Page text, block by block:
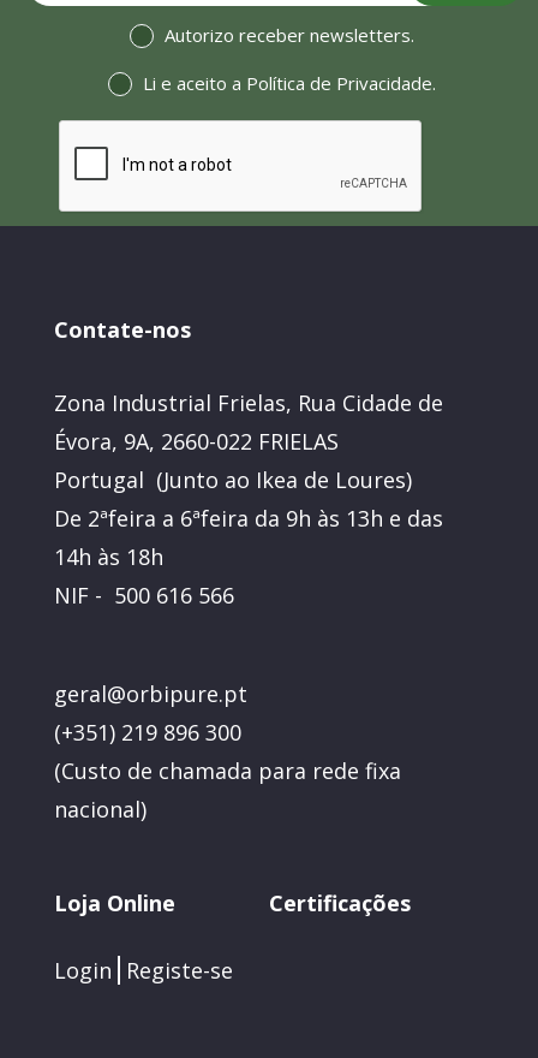
Autorizo receber newsletters.
Li e aceito a Política de Privacidade.
Contate-nos
Zona Industrial Frielas, Rua Cidade de
Évora, 9A, 2660-022 FRIELAS
Portugal (Junto ao Ikea de Loures)
De 2ªfeira a 6ªfeira da 9h às 13h e das
14h às 18h
NIF - 500 616 566
geral@orbipure.pt
(+351) 219 896 300
(Custo de chamada para rede fixa
nacional)
Loja Online
Login Registe-se
Certificações